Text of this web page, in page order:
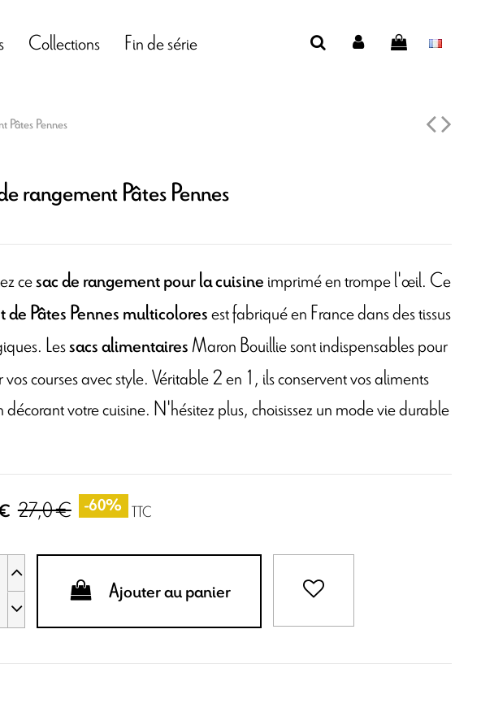
Collections Fin de série
Pâtes Pennes
rangement Pâtes Pennes
cesac de rangement pour la cuisineimprimé en trompe l'œil. Ce
de Pâtes Pennes multicoloresest fabriqué en France dans des tissus
Lessacs alimentairesMaron Bouillie sont indispensables pour
courses avec style. Véritable 2 en 1, ils conservent vos aliments
décorant votre cuisine. N'hésitez plus, choisissez un mode vie durable
27,0 € -60% TTC
Ajouter au panier